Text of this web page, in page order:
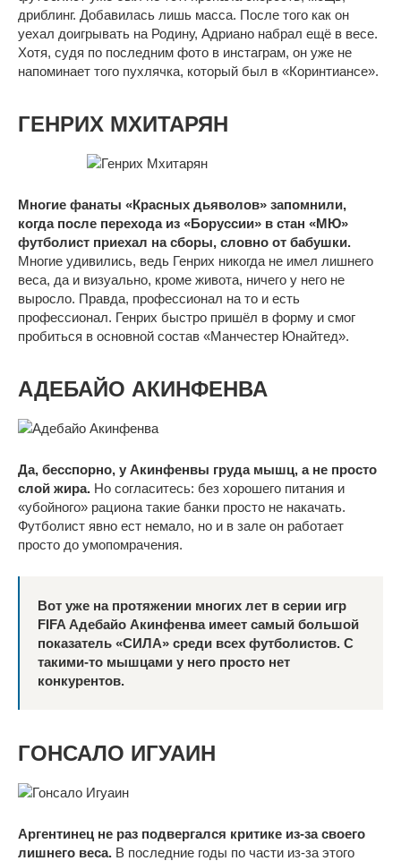
дриблинг. Добавилась лишь масса. После того как он
уехал доигрывать на Родину, Адриано набрал ещё в весе.
Хотя, судя по последним фото в инстаграм, он уже не
напоминает того пухлячка, который был в «Коринтиансе».
ГЕНРИХ МХИТАРЯН
Многие фанаты «Красных дьяволов» запомнили,
когда после перехода из «Боруссии» в стан «МЮ»
футболист приехал на сборы, словно от бабушки.
Многие удивились, ведь Генрих никогда не имел лишнего
веса, да и визуально, кроме живота, ничего у него не
выросло. Правда, профессионал на то и есть
профессионал. Генрих быстро пришёл в форму и смог
пробиться в основной состав «Манчестер Юнайтед».
АДЕБАЙО АКИНФЕНВА
Да, бесспорно, у Акинфенвы груда мышц, а не просто
слой жира. Но согласитесь: без хорошего питания и
«убойного» рациона такие банки просто не накачать.
Футболист явно ест немало, но и в зале он работает
просто до умопомрачения.
Вот уже на протяжении многих лет в серии игр
FIFA Адебайо Акинфенва имеет самый большой
показатель «СИЛА» среди всех футболистов. С
такими-то мышцами у него просто нет
конкурентов.
ГОНСАЛО ИГУАИН
Аргентинец не раз подвергался критике из-за своего
лишнего веса. В последние годы по части из-за этого